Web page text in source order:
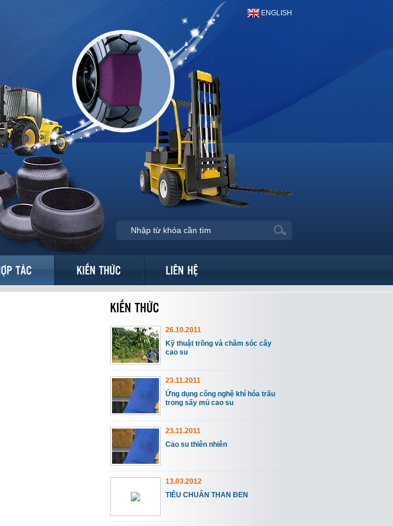
ENGLISH
26.10.2011
Kỹ thuật trồng và chăm sóc cây
cao su
23.11.2011
Ứng dụng công nghệ khí hóa trấu
trong sấy mủ cao su
23.11.2011
Cao su thiên nhiên
13.03.2012
TIÊU CHUẨN THAN ĐEN